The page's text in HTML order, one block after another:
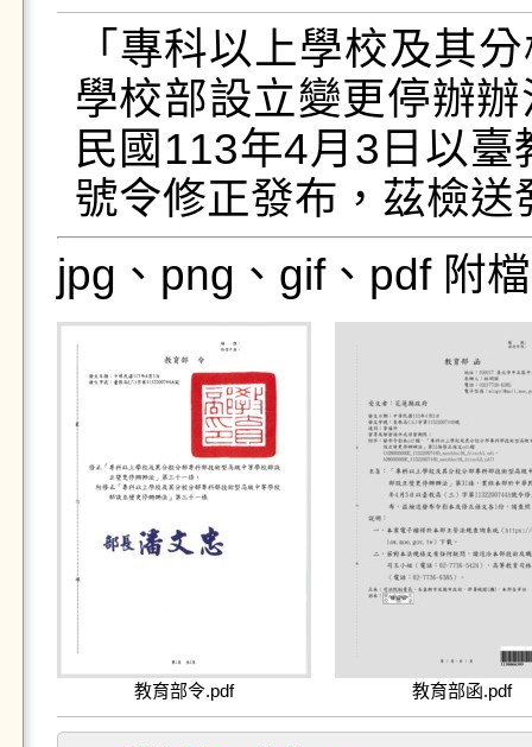
「專科以上學校及其
學校部設立變更停辦
民國113年4月3日以
號令修正發布，茲檢
jpg、png、gif、pdf 附
教育部令.pdf 教育部函.pdf